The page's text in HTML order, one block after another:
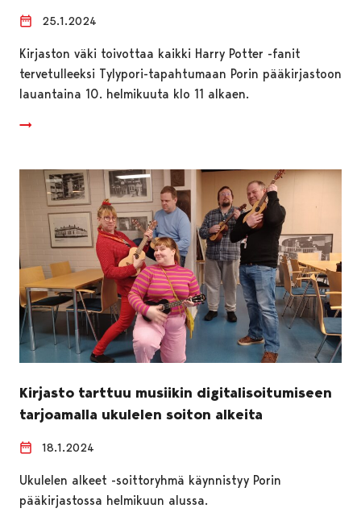
25.1.2024
Kirjaston väki toivottaa kaikki Harry Potter -fanit
tervetulleeksi Tylypori-tapahtumaan Porin pääkirjastoon
lauantaina 10. helmikuuta klo 11 alkaen.
Kirjasto tarttuu musiikin digitalisoitumiseen
tarjoamalla ukulelen soiton alkeita
18.1.2024
Ukulelen alkeet -soittoryhmä käynnistyy Porin
pääkirjastossa helmikuun alussa.